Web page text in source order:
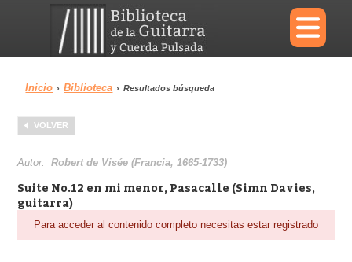
×
Menu
Biblioteca Diccionario
Área personal Reproductor
Inicio › Biblioteca › Resultados búsqueda
VOLVER
Autor:Robert de Visée (Francia, 1665-1733)
Suite No.12 en mi menor, Pasacalle (Simn Davies,
guitarra)
Para acceder al contenido completo necesitas estar registrado